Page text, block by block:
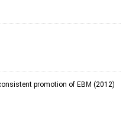
promotion of EBM (2012)